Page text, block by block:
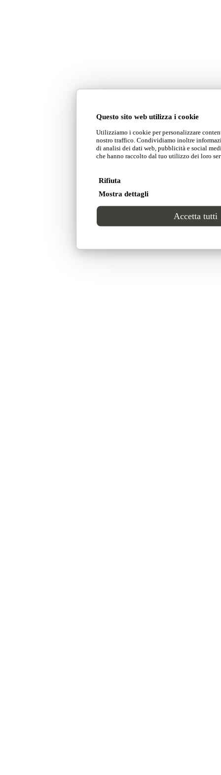
Questo sito web utilizza i cookie
Utilizziamo i cookie per personalizzare
nostro traffico. Condividiamo inoltre
di analisi dei dati web, pubblicità e social
che hanno raccolto dal tuo utilizzo dei loro
Rifiuta
Mostra dettagli
Accetta tutti